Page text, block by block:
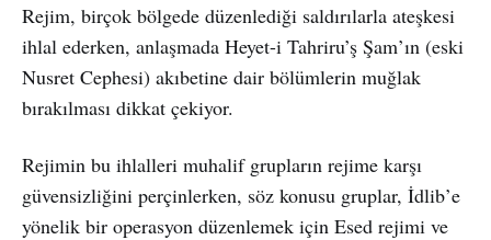
Rejim, birçok bölgede düzenlediği saldırılarla ateşkesi
ihlal ederken, anlaşmada Heyet-i Tahriru’ş Şam’ın (eski
Nusret Cephesi) akıbetine dair bölümlerin muğlak
bırakılması dikkat çekiyor.
Rejimin bu ihlalleri muhalif grupların rejime karşı
güvensizliğini perçinlerken, söz konusu gruplar, İdlib’e
yönelik bir operasyon düzenlemek için Esed rejimi ve